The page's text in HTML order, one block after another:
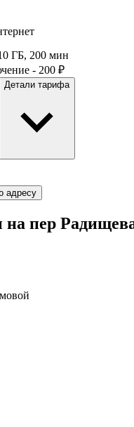
ГБ, 200 мин
- 200 ₽
Детали тарифа
адресу
пер